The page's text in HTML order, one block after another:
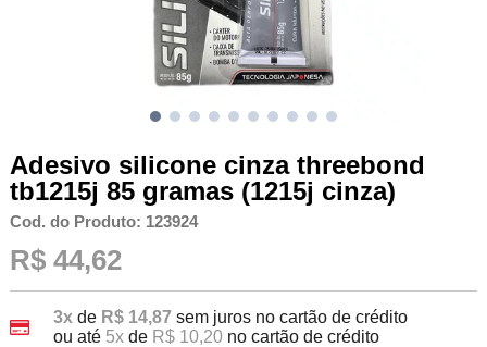
Adesivo silicone cinza threebond
tb1215j 85 gramas (1215j cinza)
Cod. do Produto: 123924
R$ 44,62
3xde R$ 14,87 sem juros no cartão de crédito
ou até 5xde R$ 10,20no cartão de crédito